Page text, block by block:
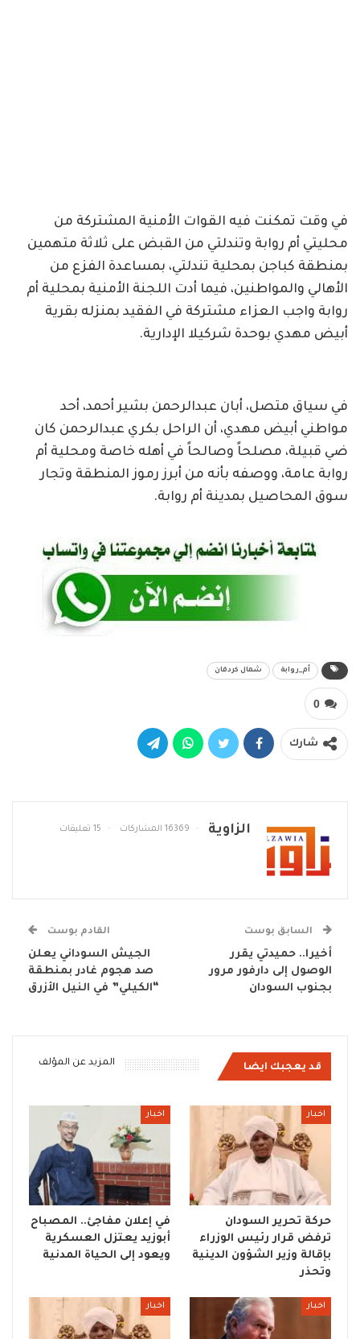
في وقت تمكنت فيه القوات الأمنية المشتركة من
محليتي أم روابة وتندلتي من القبض على ثلاثة متهمين
بمنطقة كباجن بمحلية تندلتي، بمساعدة الفزع من
الأهالي والمواطنين، فيما أدت اللجنة الأمنية بمحلية أم
روابة واجب العزاء مشتركة في الفقيد بمنزله بقرية
أبيض مهدي بوحدة شركيلا الإدارية.
في سياق متصل، أبان عبدالرحمن بشير أحمد، أحد
مواطني أبيض مهدي، أن الراحل بكري عبدالرحمن كان
ضي قبيلة، مصلحاً وصالحاً في أهله خاصة ومحلية أم
روابة عامة، ووصفه بأنه من أبرز رموز المنطقة وتجار
سوق المحاصيل بمدينة أم روابة.
أم_روابة شمال كردفان
0
شارك
الزاوية 16369 المشاركات 15 تعليقات
السابق بوست
أخيرا.. حميدتي يقرر
الوصول إلى دارفور مرور
بجنوب السودان
القادم بوست
الجيش السوداني يعلن
صد هجوم غادر بمنطقة
“الكيلي” في النيل الأزرق
قد يعجبك ايضا المزيد عن المؤلف
اخبار
حركة تحرير السودان
ترفض قرار رئيس الوزراء
بإقالة وزير الشؤون الدينية
وتحذر
اخبار
في إعلان مفاجئ.. المصباح
أبوزيد يعتزل العسكرية
ويعود إلى الحياة المدنية
اخبار اخبار